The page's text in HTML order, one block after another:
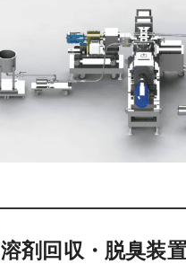
溶剤回収・脱臭装